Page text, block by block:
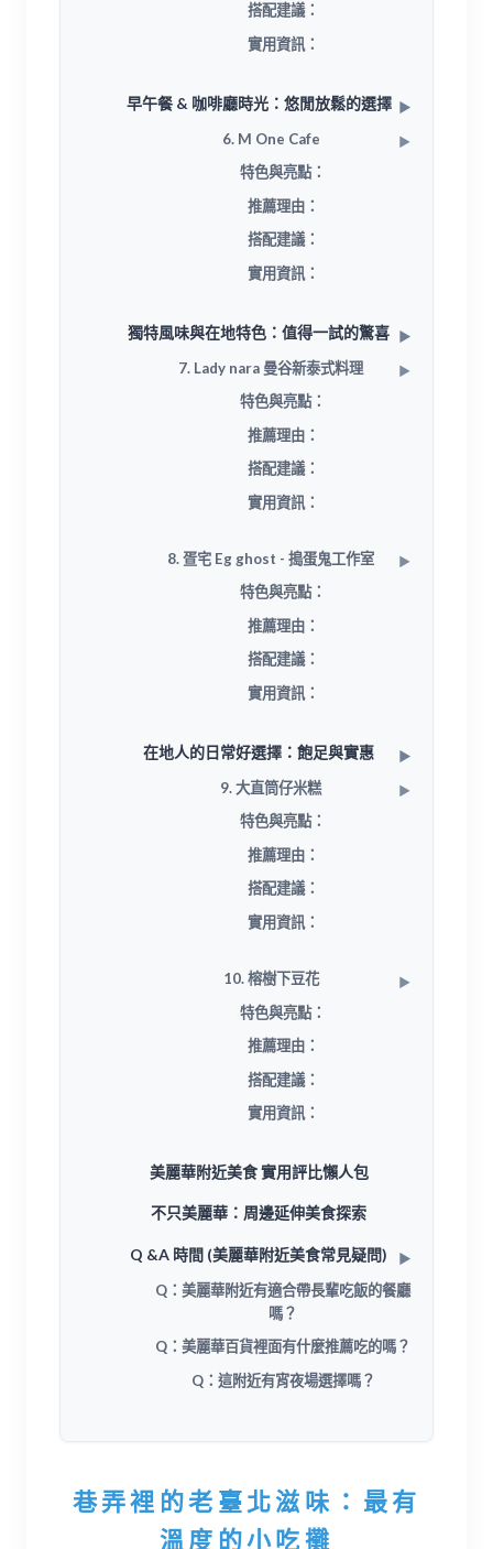
搭配建議：
實用資訊：
早午餐 & 咖啡廳時光：悠閒放鬆的選擇
6. M One Cafe
特色與亮點：
推薦理由：
搭配建議：
實用資訊：
獨特風味與在地特色：值得一試的驚喜
7. Lady nara 曼谷新泰式料理
特色與亮點：
推薦理由：
搭配建議：
實用資訊：
8. 疍宅 Eg ghost - 搗蛋鬼工作室
特色與亮點：
推薦理由：
搭配建議：
實用資訊：
在地人的日常好選擇：飽足與實惠
9. 大直筒仔米糕
特色與亮點：
推薦理由：
搭配建議：
實用資訊：
10. 榕樹下豆花
特色與亮點：
推薦理由：
搭配建議：
實用資訊：
美麗華附近美食 實用評比懶人包
不只美麗華：周邊延伸美食探索
Q &A 時間 (美麗華附近美食常見疑問)
Q：美麗華附近有適合帶長輩吃飯的餐廳
嗎？
Q：美麗華百貨裡面有什麼推薦吃的嗎？
Q：這附近有宵夜場選擇嗎？
巷弄裡的老臺北滋味：最有
溫度的小吃攤